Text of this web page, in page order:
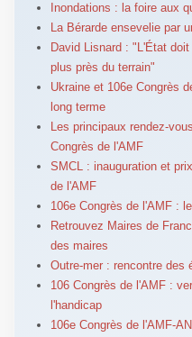
Inondations : la foire aux
La Bérarde ensevelie par
David Lisnard : "L'État
plus près du terrain"
Ukraine et 106e Congrès
long terme
Les principaux rendez-
Congrès de l'AMF
SMCL : inauguration et
de l'AMF
106e Congrès de l'AMF :
Retrouvez Maires de
des maires
Outre-mer : rencontre des
106 Congrès de l'AMF :
l'handicap
106e Congrès de l'AMF-